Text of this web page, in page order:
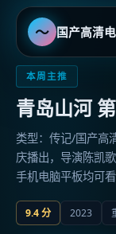
〜 国产高清
国产高清
本周主推
青岛山河
类型：传记/国产高
庆播出，导演陈凯
手机电脑平板均可看
9.4分 2023